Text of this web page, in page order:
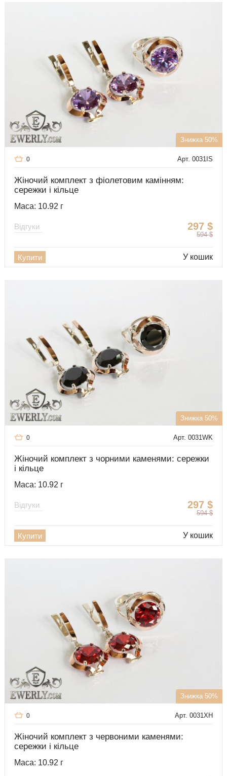
Знижка 50%
Арт. 0031IS
0
Жіночий комплект з фіолетовим камінням:
сережки і кільце
Маса: 10.92 г
297 $
594 $
Відгуки
Купити У кошик
Знижка 50%
Арт. 0031WK
0
Жіночий комплект з чорними каменями: сережки
і кільце
Маса: 10.92 г
297 $
594 $
Відгуки
Купити У кошик
Знижка 50%
Арт. 0031XH
0
Жіночий комплект з червоними каменями:
сережки і кільце
Маса: 10.92 г